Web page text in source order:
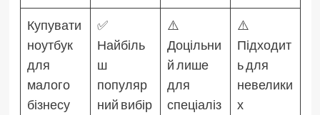
Купувати
ноутбук
для
малого
бізнесу
✅
Найбіль
ш
популяр
ний вибір
⚠️
Доцільни
й лише
для
спеціаліз
⚠️
Підходит
ь для
невелики
х